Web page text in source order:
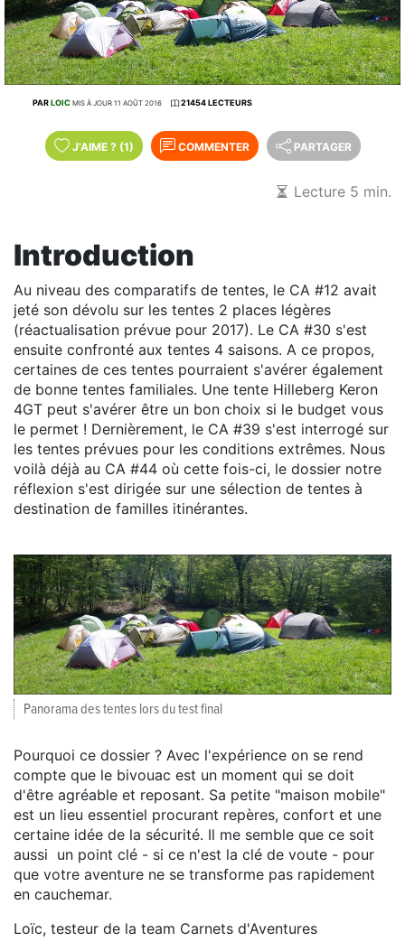
PARLOIC MIS À JOUR 11 AOÛT 2016 21454 LECTEURS
J'AIME ? (1) COMMENTER PARTAGER
Lecture 5 min.
Introduction
Au niveau des comparatifs de tentes, le CA #12 avait
jeté son dévolu sur les tentes 2 places légères
(réactualisation prévue pour 2017). Le CA #30 s'est
ensuite confronté aux tentes 4 saisons. A ce propos,
certaines de ces tentes pourraient s'avérer également
de bonne tentes familiales. Une tente Hilleberg Keron
4GT peut s'avérer être un bon choix si le budget vous
le permet ! Dernièrement, le CA #39 s'est interrogé sur
les tentes prévues pour les conditions extrêmes. Nous
voilà déjà au CA #44 où cette fois-ci, le dossier notre
réflexion s'est dirigée sur une sélection de tentes à
destination de familles itinérantes.
Panorama des tentes lors du test final
Pourquoi ce dossier ? Avec l'expérience on se rend
compte que le bivouac est un moment qui se doit
d'être agréable et reposant. Sa petite "maison mobile"
est un lieu essentiel procurant repères, confort et une
certaine idée de la sécurité. Il me semble que ce soit
aussi un point clé - si ce n'est la clé de voute - pour
que votre aventure ne se transforme pas rapidement
en cauchemar.
Loïc, testeur de la team Carnets d'Aventures